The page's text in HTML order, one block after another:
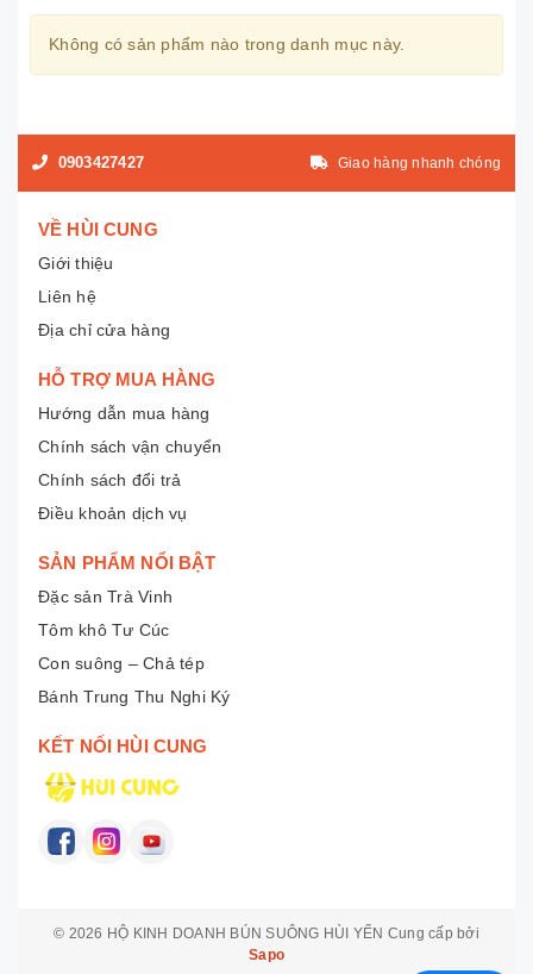
Không có sản phẩm nào trong danh mục này.
0903427427 Giao hàng nhanh chóng
VỀ HÙI CUNG
Giới thiệu
Liên hệ
Địa chỉ cửa hàng
HỖ TRỢ MUA HÀNG
Hướng dẫn mua hàng
Chính sách vận chuyển
Chính sách đổi trả
Điều khoản dịch vụ
SẢN PHẨM NỔI BẬT
Đặc sản Trà Vinh
Tôm khô Tư Cúc
Con suông – Chả tép
Bánh Trung Thu Nghi Ký
KẾT NỐI HÙI CUNG
© 2026 HỘ KINH DOANH BÚN SUÔNG HÙI YẾN Cung cấp bởi
Sapo